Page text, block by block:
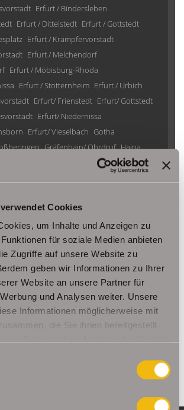
Cookies
um Inhalte und Anzeigen zu
für soziale Medien anbieten
Zugriffe auf unsere Website zu
geben wir Informationen zu Ihrer
Website an unsere Partner für
und Analysen weiter. Unsere
Informationen möglicherweise mit
die Sie ihnen bereitgestellt
Erfurt / Bindersleben
Erfurt / Dittelstedt Erfurt / Gottstedt
Erfurt / Krämpfervorstadt
Erfurt / Melchendorf
Erfurt / Möbisburg-Rhoda
Erfurt / Stotternheim Erfurt / Urbich
Erfurt/ Frienstedt Erfurt/ Gottstedt
Erfurt/ Niedernissa
Erfurt/ Vieselbach Gotha
Gräfenhain/ Ohrdruf Haina
Ruhla
Steinbach-Hallenberg/ Viernau
Udestedt
/Großengottern
Weimar / Legefeld
Haus Am Ettersberg Häuser Am Ettersberg
Immobilie Am Ettersberg Immobilien Am
Am Ettersberg
Immobilienkauf Am